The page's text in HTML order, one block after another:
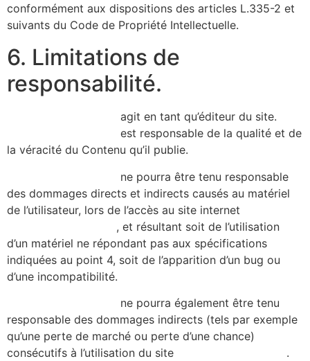
conformément aux dispositions des articles L.335-2 et
suivants du Code de Propriété Intellectuelle.
6. Limitations de
responsabilité.
agit en tant qu’éditeur du site.
est responsable de la qualité et de
la véracité du Contenu qu’il publie.
ne pourra être tenu responsable
des dommages directs et indirects causés au matériel
de l’utilisateur, lors de l’accès au site internet
, et résultant soit de l’utilisation
d’un matériel ne répondant pas aux spécifications
indiquées au point 4, soit de l’apparition d’un bug ou
d’une incompatibilité.
ne pourra également être tenu
responsable des dommages indirects (tels par exemple
qu’une perte de marché ou perte d’une chance)
consécutifs à l’utilisation du site
.